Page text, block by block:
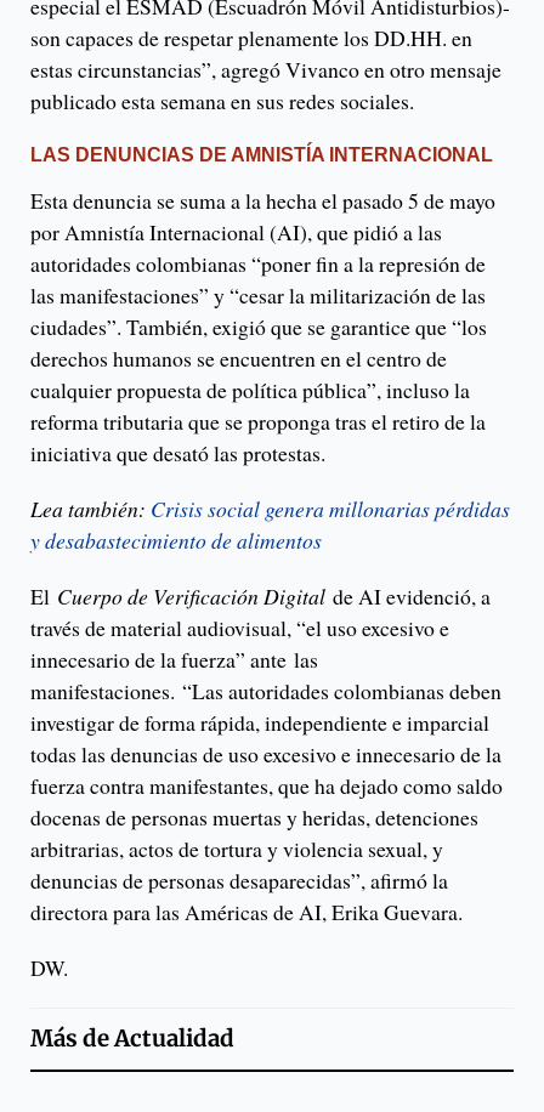
especial el ESMAD (Escuadrón Móvil Antidisturbios)-
son capaces de respetar plenamente los DD.HH. en
estas circunstancias”, agregó Vivanco en otro mensaje
publicado esta semana en sus redes sociales.
LAS DENUNCIAS DE AMNISTÍA INTERNACIONAL
Esta denuncia se suma a la hecha el pasado 5 de mayo
por Amnistía Internacional (AI), que pidió a las
autoridades colombianas “poner fin a la represión de
las manifestaciones” y “cesar la militarización de las
ciudades”. También, exigió que se garantice que “los
derechos humanos se encuentren en el centro de
cualquier propuesta de política pública”, incluso la
reforma tributaria que se proponga tras el retiro de la
iniciativa que desató las protestas.
Lea también: Crisis social genera millonarias pérdidas
y desabastecimiento de alimentos
El Cuerpo de Verificación Digital de AI evidenció, a
través de material audiovisual, “el uso excesivo e
innecesario de la fuerza” ante las
manifestaciones. “Las autoridades colombianas deben
investigar de forma rápida, independiente e imparcial
todas las denuncias de uso excesivo e innecesario de la
fuerza contra manifestantes, que ha dejado como saldo
docenas de personas muertas y heridas, detenciones
arbitrarias, actos de tortura y violencia sexual, y
denuncias de personas desaparecidas”, afirmó la
directora para las Américas de AI, Erika Guevara.
DW.
Más deActualidad